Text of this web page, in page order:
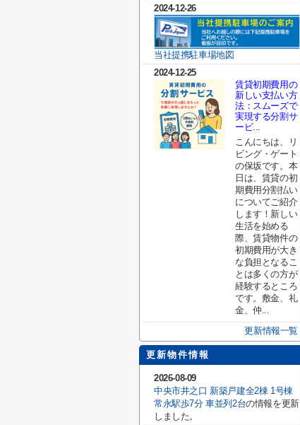
2024-12-26
当社提携駐車場地図
2024-12-25
賃貸初期費用の
新しい支払い方
法：スムーズで
実現する分割サ
ービ...
こんにちは、リ
ビング・ゲート
の保坂です。本
日は、賃貸の初
期費用分割払い
についてご紹介
します！新しい
生活を始める
際、賃貸物件の
初期費用が大き
な負担となるこ
とは多くの方が
経験するところ
です。敷金、礼
金、仲...
更新情報一覧
更新物件情報
2026-08-09
中央市井之口 新築戸建全2棟 1号棟
常永駅歩7分 車並列2台の情報を更新
しました。